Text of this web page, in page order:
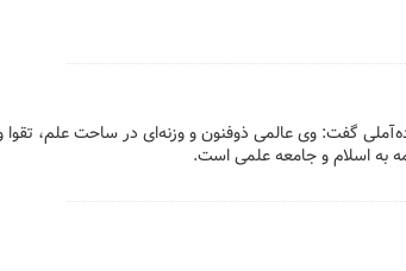
گفت: وی عالمی ذوفنون و وزنه‌ای در ساحت علم، تقوا
به اسلام و جامعه علمی است.